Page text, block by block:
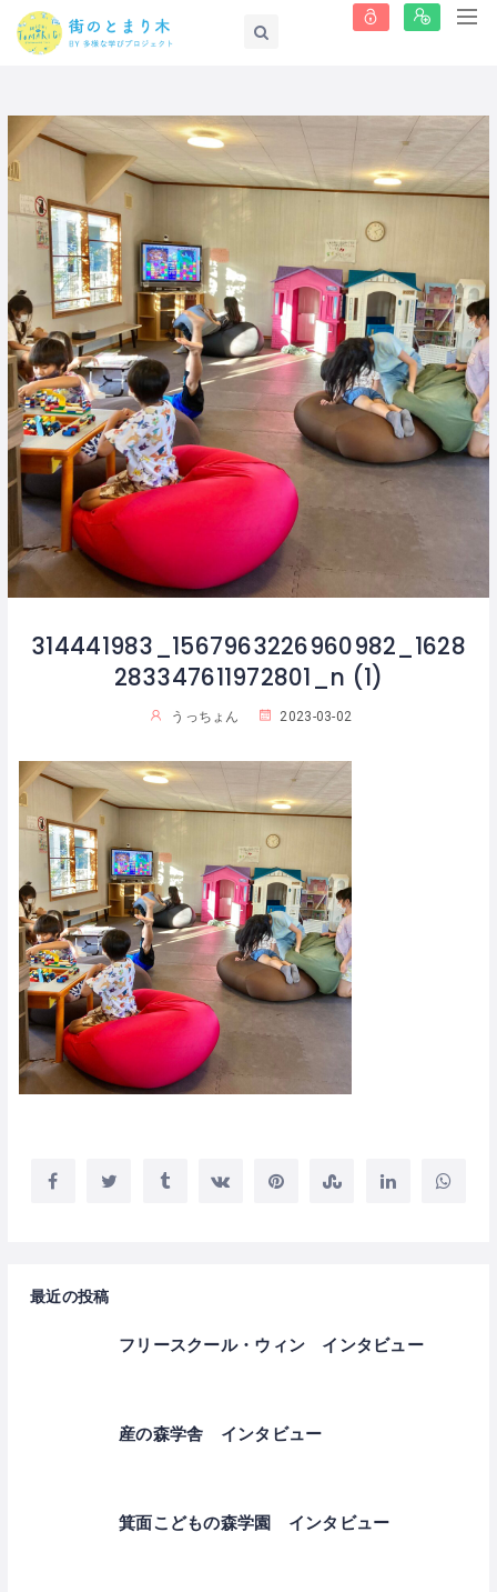
314441983_1567963226960982_1628
283347611972801_n (1)
うっちょん 2023-03-02
最近の投稿
フリースクール・ウィン インタビュー
産の森学舎 インタビュー
箕面こどもの森学園 インタビュー